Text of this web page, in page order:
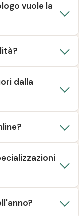
vuole la
dalla